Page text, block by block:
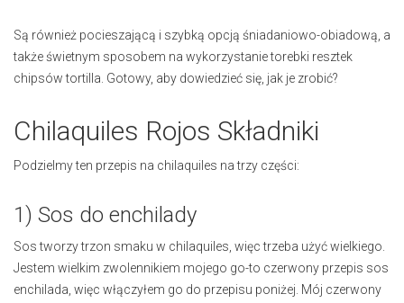
Są również pocieszającą i szybką opcją śniadaniowo-obiadową, a
także świetnym sposobem na wykorzystanie torebki resztek
chipsów tortilla. Gotowy, aby dowiedzieć się, jak je zrobić?
Chilaquiles Rojos Składniki
Podzielmy ten przepis na chilaquiles na trzy części:
1) Sos do enchilady
Sos tworzy trzon smaku w chilaquiles, więc trzeba użyć wielkiego.
Jestem wielkim zwolennikiem mojego go-to czerwony przepis sos
enchilada, więc włączyłem go do przepisu poniżej. Mój czerwony